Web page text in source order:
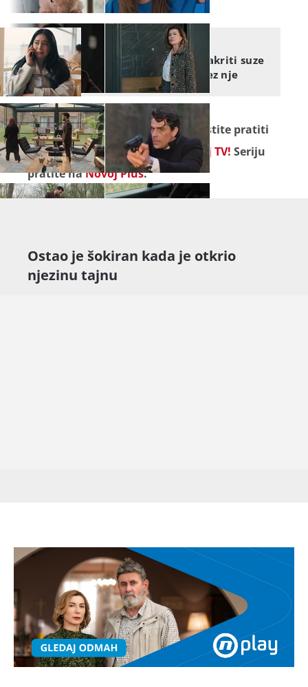
TAJNE PROŠLOSTI
Tajne prošlosti: Ne može sakriti suze
- možda zauvijek ostane bez nje
Seriju " Tajne prošlosti " ne propustite pratiti
od ponedjeljka do petka na
Novoj TV! Seriju
pratite naNovoj Plus.
Ostao je šokiran kada je otkrio
njezinu tajnu